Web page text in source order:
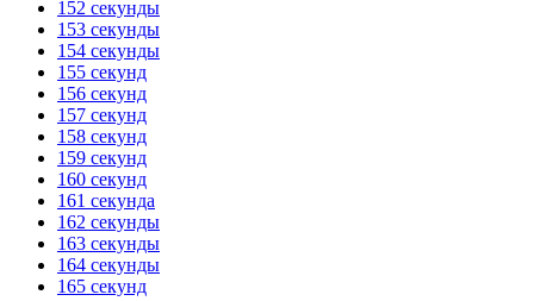
152 секунды
153 секунды
154 секунды
155 секунд
156 секунд
157 секунд
158 секунд
159 секунд
160 секунд
161 секунда
162 секунды
163 секунды
164 секунды
165 секунд